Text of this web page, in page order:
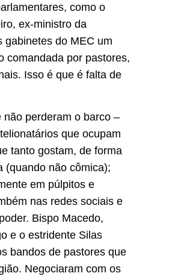
como o
ex-ministro da
gabinetes do MEC um
comandada por pastores,
Isso é que é falta de
não perderam o barco –
que ocupam
tanto gostam, de forma
(quando não cômica);
em púlpitos e
nas redes sociais e
Bispo Macedo,
e o estridente Silas
bandos de pastores que
Negociaram com os